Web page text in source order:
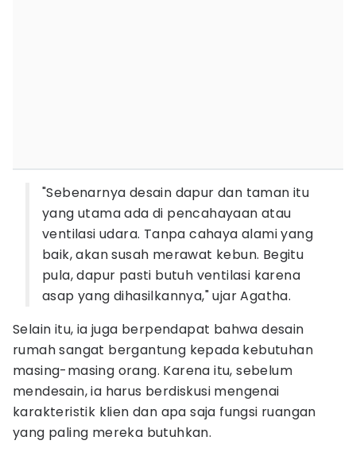
"Sebenarnya desain dapur dan taman itu
yang utama ada di pencahayaan atau
ventilasi udara. Tanpa cahaya alami yang
baik, akan susah merawat kebun. Begitu
pula, dapur pasti butuh ventilasi karena
asap yang dihasilkannya," ujar Agatha.
Selain itu, ia juga berpendapat bahwa desain
rumah sangat bergantung kepada kebutuhan
masing-masing orang. Karena itu, sebelum
mendesain, ia harus berdiskusi mengenai
karakteristik klien dan apa saja fungsi ruangan
yang paling mereka butuhkan.